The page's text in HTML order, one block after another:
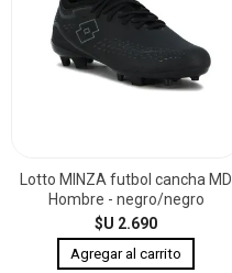
Lotto MINZA futbol cancha MD
Hombre - negro/negro
$U 2.690